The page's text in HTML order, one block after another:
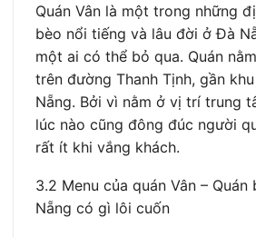
Quán Vân là một trong những
bèo nổi tiếng và lâu đời ở Đà
một ai có thể bỏ qua. Quán
trên đường Thanh Tịnh, gần
Nẵng. Bởi vì nằm ở vị trí trung
lúc nào cũng đông đúc người
rất ít khi vắng khách.
3.2 Menu của quán Vân –
Nẵng có gì lôi cuốn